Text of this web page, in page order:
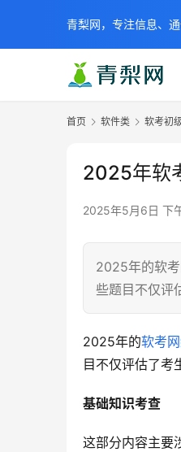
首页 软件类 软考初
2025年软
2025年5月6日 下
2025年的软
些题目不仅评
2025年的软考
目不仅评估了考
基础知识考查
这部分内容主要
青梨网，专注信息、通